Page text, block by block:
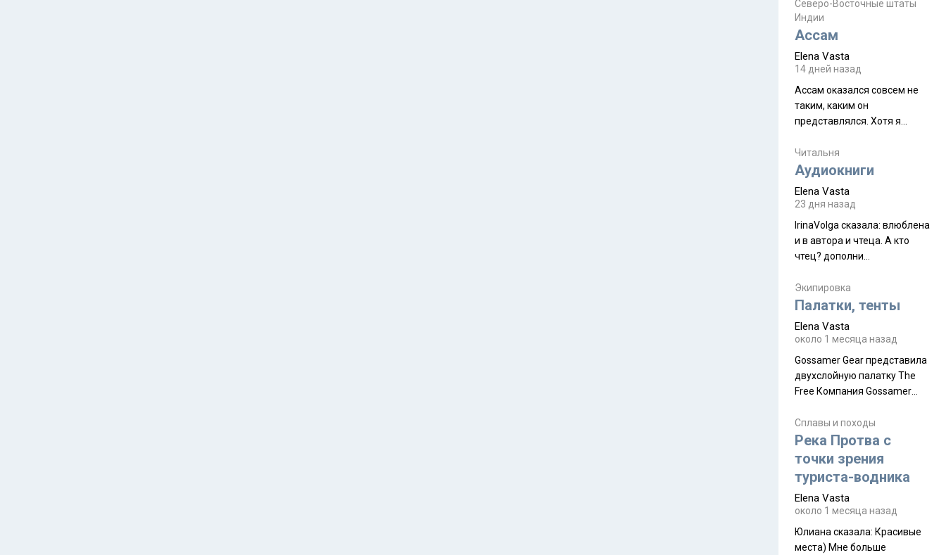
аккаунты
Северо-Восточные штаты
Индии
Ассам
Elena Vasta
14 дней назад
Ассам оказался совсем не
таким, каким он
представлялся. Хотя я
краешек, но все же схватила
ауру штата, как-то он меня
природа, мягкие
такая как бы переходная
ступень между привычной
нам Индией и остальными
надеюсь увидеть.
Читальня
Аудиокниги
Elena Vasta
23 дня назад
IrinaVolga сказалa: влюблена
и в автора и чтеца. А кто
чтец? дополни
Экипировка
Палатки, тенты
Elena Vasta
около 1 месяца назад
Gossamer Gear представила
двухслойную палатку The
Free Компания Gossamer
туристическую палатку The
Free, которая стала первой
ультралегкой моделью в
ассортименте
производителя. Новинка
получила двухслойную
конструкцию с отдельным
внешним тентом и сетчатой
Сплавы и походы
Река Протва с
точки зрения
туриста-водника
Elena Vasta
около 1 месяца назад
Юлиана сказалa: Красивые
места) Мне больше